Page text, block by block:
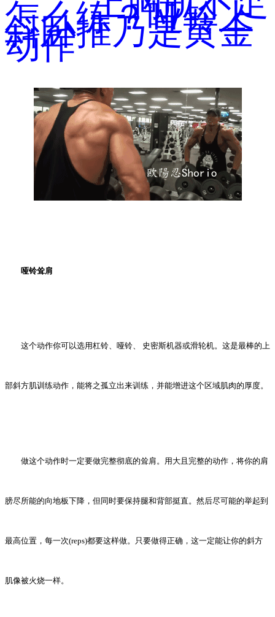
怎么练？哑铃上
斜卧推乃是黄金
动作
哑铃耸肩
这个动作你可以选用杠铃、哑铃、 史密斯机器或滑轮机。这是最棒的上
部斜方肌训练动作，能将之孤立出来训练，并能增进这个区域肌肉的厚度。
做这个动作时一定要做完整彻底的耸肩。用大且完整的动作，将你的肩
膀尽所能的向地板下降，但同时要保持腿和背部挺直。然后尽可能的举起到
最高位置，每一次(reps)都要这样做。只要做得正确，这一定能让你的斜方
肌像被火烧一样。